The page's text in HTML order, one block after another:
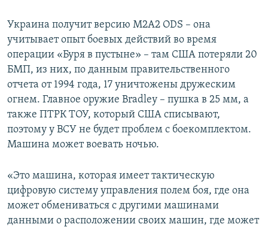
Украина получит версию M2A2 ODS – она
учитывает опыт боевых действий во время
операции «Буря в пустыне» – там США потеряли 20
БМП, из них, по данным правительственного
отчета от 1994 года, 17 уничтожены дружеским
огнем. Главное оружие Bradley – пушка в 25 мм, а
также ПТРК ТОУ, который США списывают,
поэтому у ВСУ не будет проблем с боекомплектом.
Машина может воевать ночью.
«Это машина, которая имеет тактическую
цифровую систему управления полем боя, где она
может обмениваться с другими машинами
данными о расположении своих машин, где может